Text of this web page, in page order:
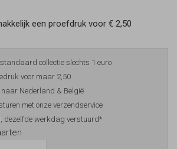
een proefdruk voor € 2,50
collectie slechts 1 euro
voor maar 2,50
Nederland & België
met onze verzendservice
dezelfde werkdag verstuurd*